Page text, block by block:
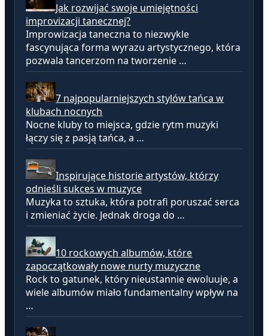
Jak rozwijać swoje umiejętności
improvizacji tanecznej?
Improwizacja taneczna to niezwykle
fascynująca forma wyrazu artystycznego, która
pozwala tancerzom na tworzenie …
7 najpopularniejszych stylów tańca w
klubach nocnych
Nocne kluby to miejsca, gdzie rytm muzyki
łączy się z pasją tańca, a …
Inspirujące historie artystów, którzy
odnieśli sukces w muzyce
Muzyka to sztuka, która potrafi poruszać serca
i zmieniać życie. Jednak droga do …
10 rockowych albumów, które
zapoczątkowały nowe nurty muzyczne
Rock to gatunek, który nieustannie ewoluuje, a
wiele albumów miało fundamentalny wpływ na
…